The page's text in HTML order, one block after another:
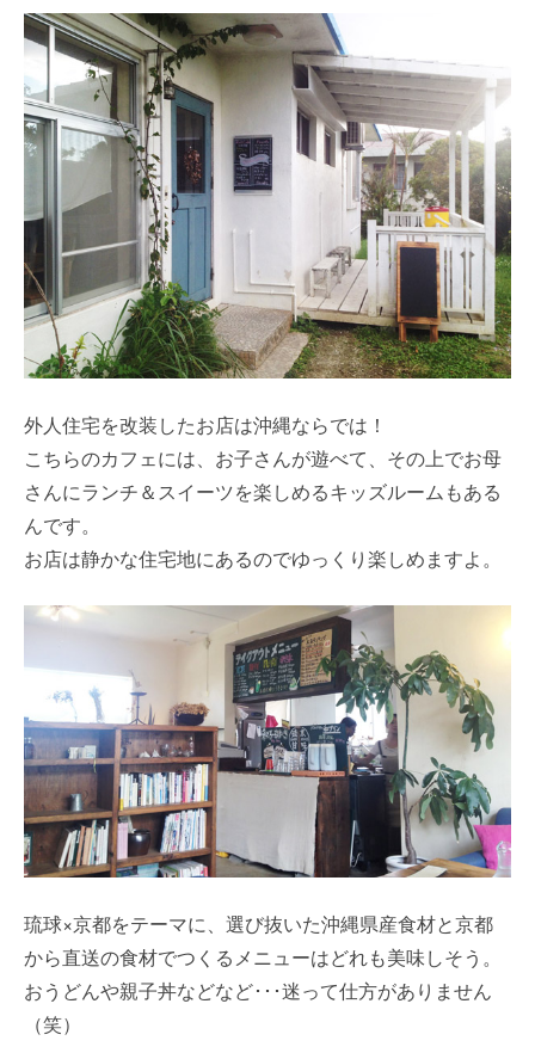
外人住宅を改装したお店は沖縄ならでは！
こちらのカフェには、お子さんが遊べて、その上でお母
さんにランチ＆スイーツを楽しめるキッズルームもある
んです。
お店は静かな住宅地にあるのでゆっくり楽しめますよ。
琉球×京都をテーマに、選び抜いた沖縄県産食材と京都
から直送の食材でつくるメニューはどれも美味しそう。
おうどんや親子丼などなど･･･迷って仕方がありません
（笑）